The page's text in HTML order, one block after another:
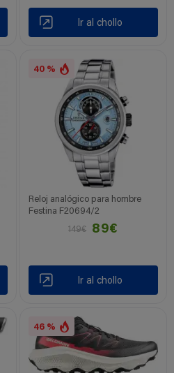
Ir al chollo
40 %
Reloj analógico para hombre
Festina F20694/2
149€
89€
Ir al chollo
46 %